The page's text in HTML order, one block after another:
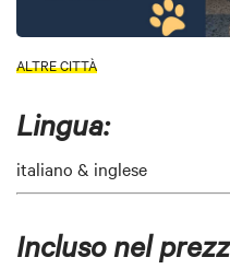
ALTRE CITTÀ
Lingua:
italiano & inglese
Incluso nel